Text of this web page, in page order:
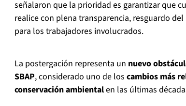
señalaron que la prioridad es garantizar que
realice con plena transparencia, resguardo
para los trabajadores involucrados.
La postergación representa un nuevo
SBAP, considerado uno de los cambios más
conservación ambientalen las últimas